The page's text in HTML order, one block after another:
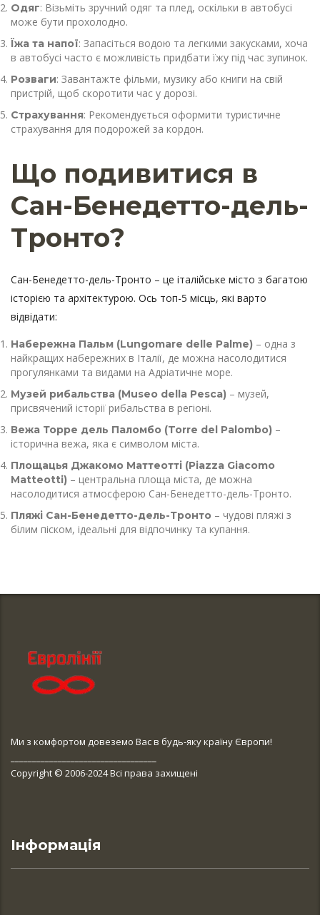
Одяг: Візьміть зручний одяг та плед, оскільки в автобусі
може бути прохолодно.
Їжа та напої: Запасіться водою та легкими закусками, хоча
в автобусі часто є можливість придбати їжу під час зупинок.
Розваги: Завантажте фільми, музику або книги на свій
пристрій, щоб скоротити час у дорозі.
Страхування: Рекомендується оформити туристичне
страхування для подорожей за кордон.
Що подивитися в
Сан-Бенедетто-дель-
Тронто?
Сан-Бенедетто-дель-Тронто – це італійське місто з багатою
історією та архітектурою. Ось топ-5 місць, які варто
відвідати:
Набережна Пальм (Lungomare delle Palme) – одна з
найкращих набережних в Італії, де можна насолодитися
прогулянками та видами на Адріатичне море.
Музей рибальства (Museo della Pesca) – музей,
присвячений історії рибальства в регіоні.
Вежа Торре дель Паломбо (Torre del Palombo) –
історична вежа, яка є символом міста.
Площацья Джакомо Маттеотті (Piazza Giacomo
Matteotti) – центральна площа міста, де можна
насолодитися атмосферою Сан-Бенедетто-дель-Тронто.
Пляжі Сан-Бенедетто-дель-Тронто – чудові пляжі з
білим піском, ідеальні для відпочинку та купання.
Ми з комфортом довеземо Вас в будь-яку країну Європи!
Copyright © 2006-2024 Всі права захищені
Інформація